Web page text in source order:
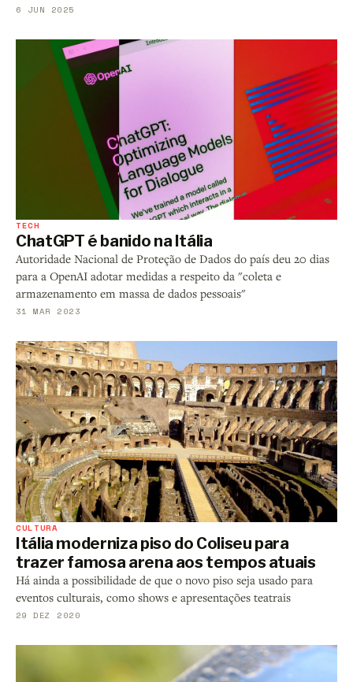
6 JUN 2025
TECH
ChatGPT é banido na Itália
Autoridade Nacional de Proteção de Dados do país deu 20 dias
para a OpenAI adotar medidas a respeito da "coleta e
armazenamento em massa de dados pessoais"
31 MAR 2023
CULTURA
Itália moderniza piso do Coliseu para
trazer famosa arena aos tempos atuais
Há ainda a possibilidade de que o novo piso seja usado para
eventos culturais, como shows e apresentações teatrais
29 DEZ 2020